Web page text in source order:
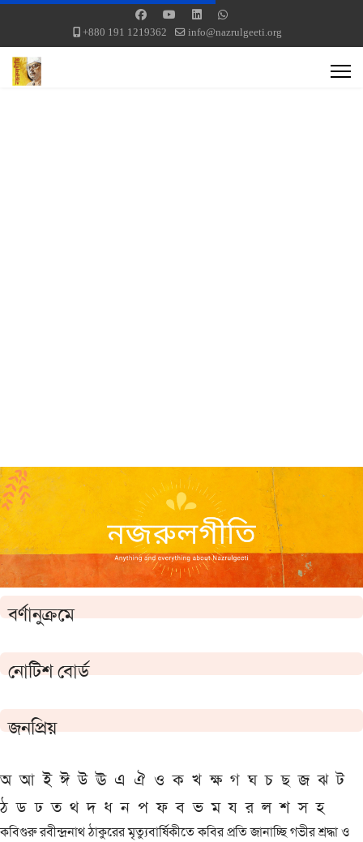
+880 191 1219362 info@nazrulgeeti.org
বর্ণানুক্রমে
নোটিশ বোর্ড
জনপ্রিয়
অ আ ই ঈ উ ঊ এ ঐ ও ক খ ক্ষ গ ঘ চ ছ জ ঝ ট
ঠ ড ঢ ত থ দ ধ ন প ফ ব ভ ম য র ল শ স হ
কবিগুরু রবীন্দ্রনাথ ঠাকুরের মৃত্যুবার্ষিকীতে কবির প্রতি জানাচ্ছি গভীর শ্রদ্ধা ও